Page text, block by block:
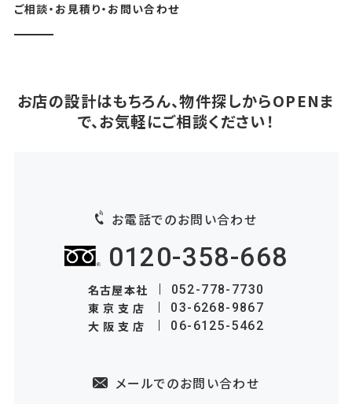
ご相談・お見積り・お問い合わせ
お店の設計はもちろん、物件探しからOPENま
で、お気軽にご相談ください！
お電話でのお問い合わせ
0120-358-668
名古屋本社 052-778-7730
東京支店 03-6268-9867
大阪支店 06-6125-5462
メールでのお問い合わせ